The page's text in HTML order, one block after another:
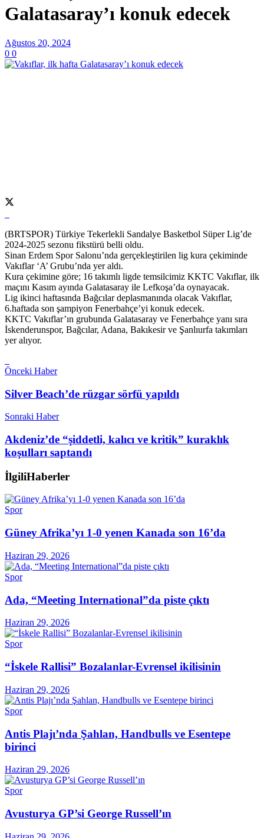
Galatasaray’ı konuk edecek
Ağustos 20, 2024
0 0
(BRTSPOR) Türkiye Tekerlekli Sandalye Basketbol Süper Lig’de
2024-2025 sezonu fikstürü belli oldu.
Sinan Erdem Spor Salonu’nda gerçekleştirilen lig kura çekiminde
Vakıflar ‘A’ Grubu’nda yer aldı.
Kura çekimine göre; 16 takımlı ligde temsilcimiz KKTC Vakıflar, ilk
maçını Kasım ayında Galatasaray ile Lefkoşa’da oynayacak.
Lig ikinci haftasında Bağcılar deplasmanında olacak Vakıflar,
6.haftada son şampiyon Fenerbahçe’yi konuk edecek.
KKTC Vakıflar’ın grubunda Galatasaray ve Fenerbahçe yanı sıra
İskenderunspor, Bağcılar, Adana, Bakıkesir ve Şanlıurfa takımları
yer alıyor.
Önceki Haber
Silver Beach’de rüzgar sörfü yapıldı
Sonraki Haber
Akdeniz’de “şiddetli, kalıcı ve kritik” kuraklık
koşulları saptandı
İlgiliHaberler
Spor
Güney Afrika’yı 1-0 yenen Kanada son 16’da
Haziran 29, 2026
Spor
Ada, “Meeting International”da piste çıktı
Haziran 29, 2026
Spor
“İskele Rallisi” Bozalanlar-Evrensel ikilisinin
Haziran 29, 2026
Spor
Antis Plajı’nda Şahlan, Handbulls ve Esentepe
birinci
Haziran 29, 2026
Spor
Avusturya GP’si George Russell’ın